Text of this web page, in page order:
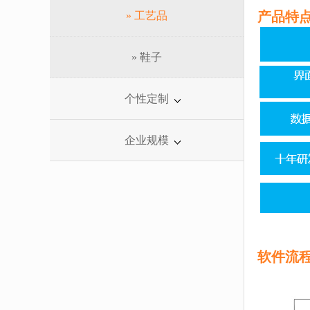
» 工艺品
» 鞋子
个性定制
企业规模
产品特
软件流